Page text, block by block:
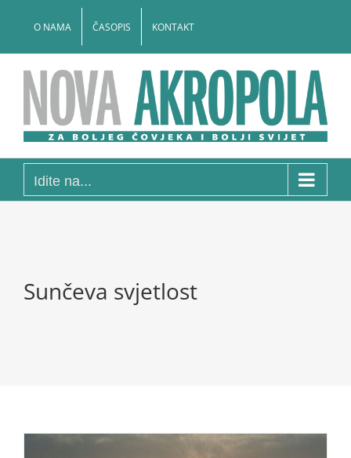
O NAMA ČASOPIS KONTAKT
Idite na...
Sunčeva svjetlost